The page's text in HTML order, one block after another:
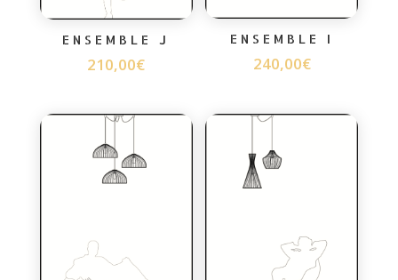
ENSEMBLE J
210,00€
ENSEMBLE I
240,00€